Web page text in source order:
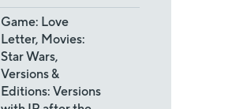
Game: Love
Letter, Movies:
Star Wars,
Versions &
Editions: Versions